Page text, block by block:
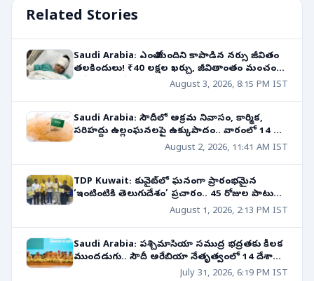
Related Stories
Saudi Arabia: ఎంతో మందిని కాపాడిన నర్సు జీవితం
తలకిందులు! ₹40 లక్షల ఖర్చు, జీవితాంతం మంచం
పైనే! సొంత దేశానికి తిరిగి రాలేని దుస్థితి! ప్రభుత్వ
August 3, 2026, 8:15 PM IST
Saudi Arabia: సౌదీలో అక్రమ నివాసం, కార్మిక,
సరిహద్దు ఉల్లంఘనలపై ఉక్కుపాదం.. వారంలో 14 వేల
August 2, 2026, 11:41 AM IST
TDP Kuwait: కువైట్‌లో ఘనంగా ప్రారంభమైన
‘ఇంటింటికి తెలుగుదేశం’ ప్రచారం.. 45 రోజుల పాటు
విస్తృత అవగాహన కార్యక్రమాలు!August 1, 2026, 2:13 PM IST
Saudi Arabia: పశ్చిమాసియా సముద్ర భద్రతకు కీలక
ముందడుగు.. సౌదీ అరేబియా నేతృత్వంలో 14 దేశాల
సముద్ర రక్షణ కూటమి ఏర్పాటు!July 31, 2026, 6:19 PM IST